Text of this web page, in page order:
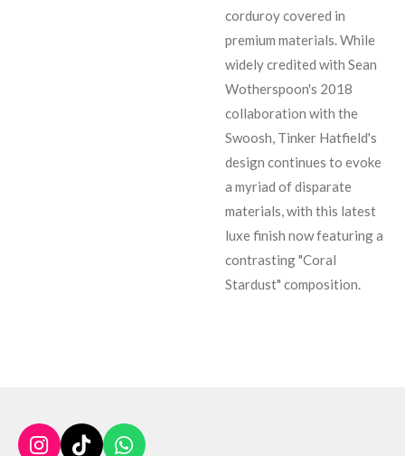
corduroy covered in
premium materials. While
widely credited with Sean
Wotherspoon's 2018
collaboration with the
Swoosh, Tinker Hatfield's
design continues to evoke
a myriad of disparate
materials, with this latest
luxe finish now featuring a
contrasting "Coral
Stardust" composition.